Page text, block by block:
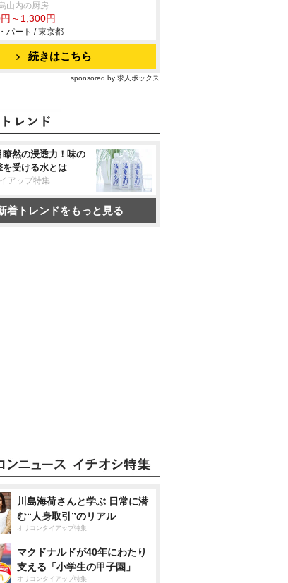
山内の厨房
～1,300円
パート / 東京都
続きはこちら
sponsored by 求人ボックス
瞭然の浸透力！味の
を受ける水とは
アップ特集
着トレンドをもっと見る
川島海荷さんと学ぶ 日常に潜
む“人身取引”のリアル
オリコンタイアップ特集
マクドナルドが40年にわたり
支える「小学生の甲子園」
オリコンタイアップ特集